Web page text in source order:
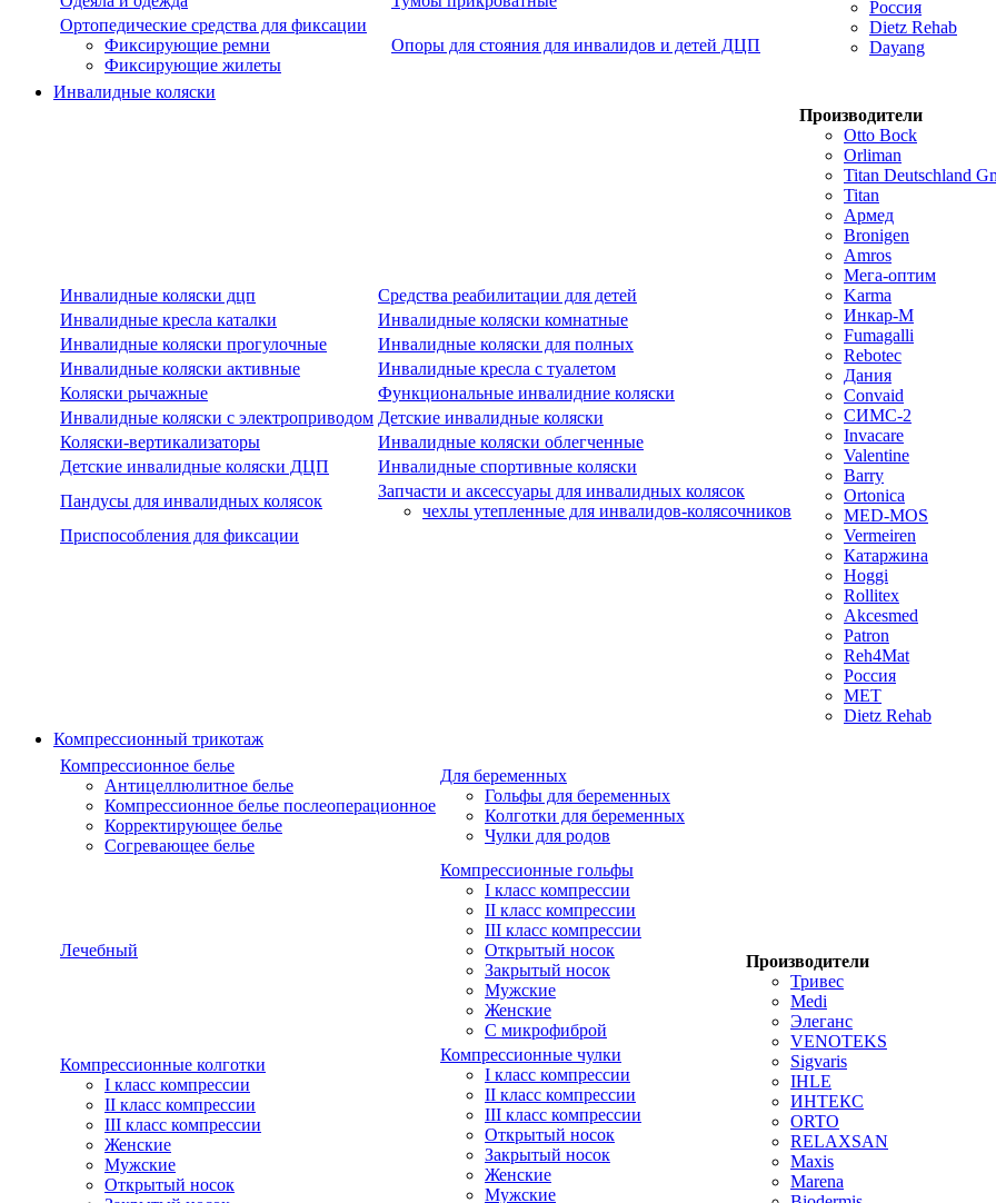
Ортопедические средства для фиксации
Фиксирующие ремни
Фиксирующие жилеты
Опоры для стояния для инвалидов и детей ДЦП
Россия
Dietz Rehab
Dayang
Инвалидные коляски
Инвалидные коляски дцп
Средства реабилитации для детей
Инвалидные кресла каталки
Инвалидные коляски комнатные
Инвалидные коляски прогулочные
Инвалидные коляски для полных
Инвалидные коляски активные
Инвалидные кресла с туалетом
Коляски рычажные
Функциональные инвалидние коляски
Инвалидные коляски с электроприводом Детские инвалидные коляски
Коляски-вертикализаторы
Инвалидные коляски облегченные
Детские инвалидные коляски ДЦП
Инвалидные спортивные коляски
Пандусы для инвалидных колясок
Запчасти и аксессуары для инвалидных колясок
чехлы утепленные для инвалидов-колясочников
Приспособления для фиксации
Производители
Otto Bock
Orliman
Titan Deutschland
Titan
Армед
Bronigen
Amros
Мега-оптим
Karma
Инкар-М
Fumagalli
Rebotec
Дания
Convaid
СИМС-2
Invacare
Valentine
Barry
Ortonica
MED-MOS
Vermeiren
Катаржина
Hoggi
Rollitex
Akcesmed
Patron
Reh4Mat
Россия
МЕТ
Dietz Rehab
Компрессионный трикотаж
Компрессионное белье
Антицеллюлитное белье
Компрессионное белье послеоперационное
Корректирующее белье
Согревающее белье
Для беременных
Гольфы для беременных
Колготки для беременных
Чулки для родов
Лечебный
Компрессионные гольфы
I класс компрессии
II класс компрессии
III класс компрессии
Открытый носок
Закрытый носок
Мужские
Женские
С микрофиброй
Компрессионные колготки
I класс компрессии
II класс компрессии
III класс компрессии
Женские
Мужские
Открытый носок
Компрессионные чулки
I класс компрессии
II класс компрессии
III класс компрессии
Открытый носок
Закрытый носок
Женские
Мужские
Производители
Тривес
Medi
Элеганс
VENOTEKS
Sigvaris
IHLE
ИНТЕКС
ORTO
RELAXSAN
Maxis
Marena